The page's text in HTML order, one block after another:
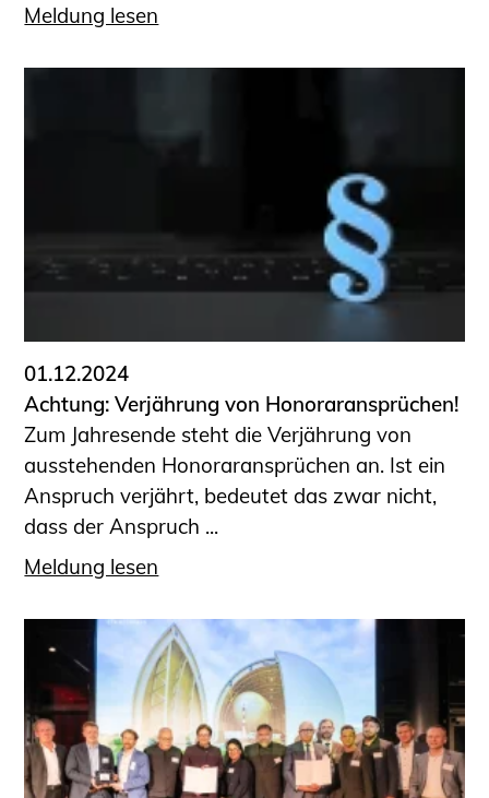
Meldung lesen
01.12.2024
Achtung: Verjährung von Honoraransprüchen!
Zum Jahresende steht die Verjährung von
ausstehenden Honoraransprüchen an. Ist ein
Anspruch verjährt, bedeutet das zwar nicht,
dass der Anspruch ...
Meldung lesen